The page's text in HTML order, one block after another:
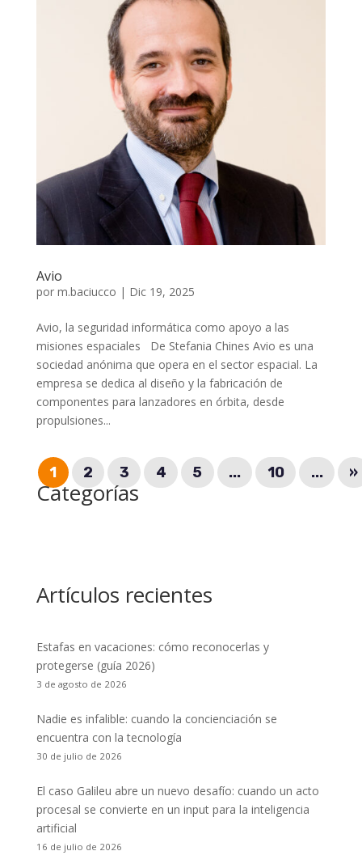
Avio
por m.baciucco | Dic 19, 2025
Avio, la seguridad informática como apoyo a las
misiones espaciales De Stefania Chines Avio es una
sociedad anónima que opera en el sector espacial. La
empresa se dedica al diseño y la fabricación de
componentes para lanzadores en órbita, desde
propulsiones...
1 2 3 4 5 ... 10 ... »
Categorías
Artículos recientes
Estafas en vacaciones: cómo reconocerlas y
protegerse (guía 2026)
3 de agosto de 2026
Nadie es infalible: cuando la concienciación se
encuentra con la tecnología
30 de julio de 2026
El caso Galileu abre un nuevo desafío: cuando un acto
procesal se convierte en un input para la inteligencia
artificial
16 de julio de 2026